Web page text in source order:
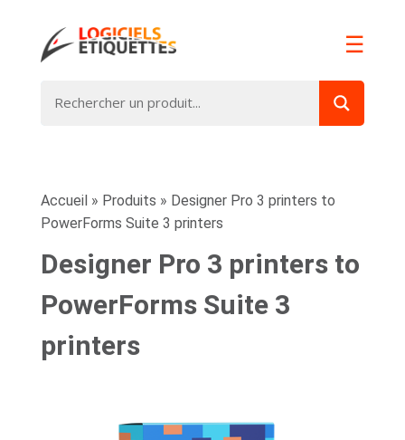
☰
Accueil » Produits » Designer Pro 3 printers to
PowerForms Suite 3 printers
Designer Pro 3 printers to
PowerForms Suite 3
printers